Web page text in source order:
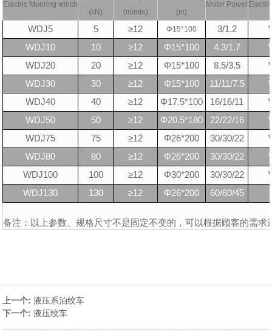
Electric Mooring winch
(kN)
(m/min)
(m)
Motor Power
WDJ5 5 ≥12 Φ15*100 3/1.2
WDJ10
10 ≥12 Φ15*100 4.3/1.7
WDJ20
20 ≥12 Φ15*100 8.5/3.5
WDJ30
30 ≥12 Φ15*100 11/11/7.5
WDJ40
40 ≥12 Φ17.5*100 16/16/11
WDJ50
50 ≥12 Φ20.5*180 22/22/16
WDJ75
75 ≥12 Φ26*200 30/30/22
WDJ80
80 ≥12 Φ26*200 30/30/22
WDJ100
100 ≥12 Φ30*200 30/30/22
WDJ130
130 ≥12 Φ26*200 60/60/45
备注：以上参数、规格尺寸不是固定不变的，可以根据顾客的需求
上一个: 液压系泊绞车
下一个: 液压绞车